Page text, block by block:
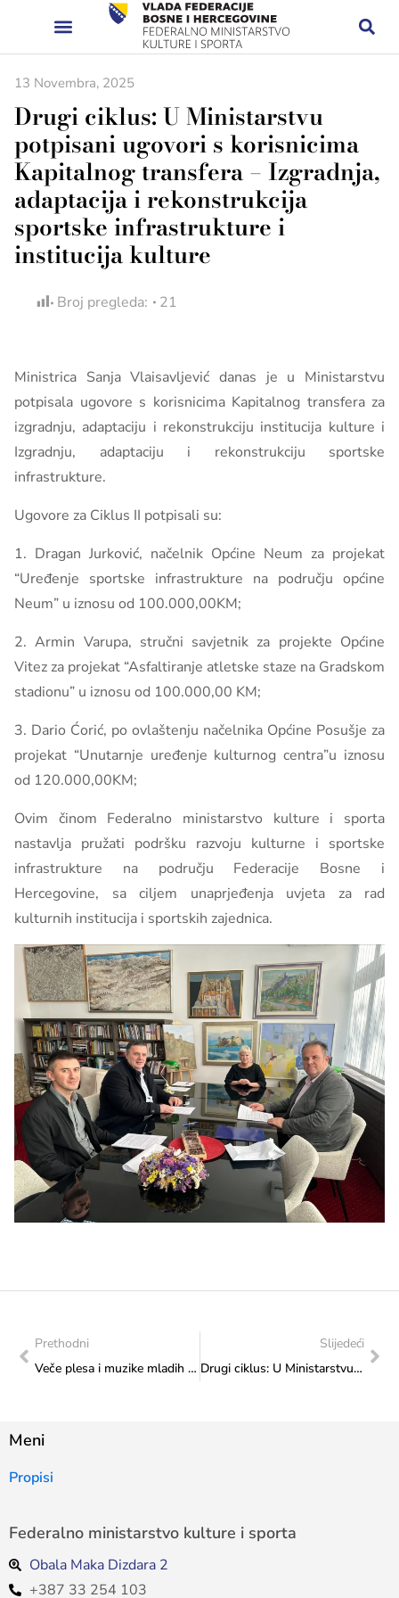
13 Novembra, 2025
Drugi ciklus: U Ministarstvu
potpisani ugovori s korisnicima
Kapitalnog transfera – Izgradnja,
adaptacija i rekonstrukcija
sportske infrastrukture i
institucija kulture
Broj pregleda: 21
Ministrica Sanja Vlaisavljević danas je u Ministarstvu
potpisala ugovore s korisnicima Kapitalnog transfera za
izgradnju, adaptaciju i rekonstrukciju institucija kulture i
Izgradnju, adaptaciju i rekonstrukciju sportske
infrastrukture.
Ugovore za Ciklus II potpisali su:
1. Dragan Jurković, načelnik Općine Neum za projekat
“Uređenje sportske infrastrukture na području općine
Neum” u iznosu od 100.000,00KM;
2. Armin Varupa, stručni savjetnik za projekte Općine
Vitez za projekat “Asfaltiranje atletske staze na Gradskom
stadionu” u iznosu od 100.000,00 KM;
3. Dario Ćorić, po ovlaštenju načelnika Općine Posušje za
projekat “Unutarnje uređenje kulturnog centra”u iznosu
od 120.000,00KM;
Ovim činom Federalno ministarstvo kulture i sporta
nastavlja pružati podršku razvoju kulturne i sportske
infrastrukture na području Federacije Bosne i
Hercegovine, sa ciljem unaprjeđenja uvjeta za rad
kulturnih institucija i sportskih zajednica.
Prethodni
Veče plesa i muzike mladih na Šetnici kulture
Slijedeći
Drugi ciklus: U Ministarstvu potpisani ugovori s korisnicima Kapitalnog transfera – Izgradnja, adaptacija i rekonstrukcija sportske infrastrukture i institucija kulture
Meni
Propisi
Federalno ministarstvo kulture i sporta
Obala Maka Dizdara 2
+387 33 254 103